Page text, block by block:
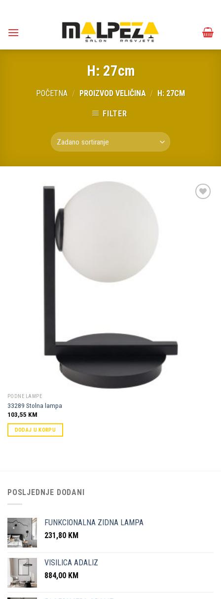
content
H: 27cm
POČETNA / PROIZVOD VELIČINA / H: 27CM
FILTER
PODNE LAMPE
33289 Stolna lampa
103,55 KM
DODAJ U KORPU
POSLJEDNJE DODANI
FUNKCIONALNA ZIDNA LAMPA
231,80 KM
VISILICA ADALIZ
884,00 KM